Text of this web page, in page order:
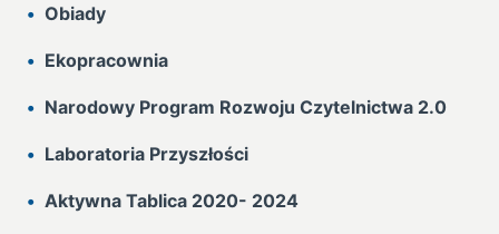
Obiady
Ekopracownia
Narodowy Program Rozwoju Czytelnictwa 2.0
Laboratoria Przyszłości
Aktywna Tablica 2020- 2024